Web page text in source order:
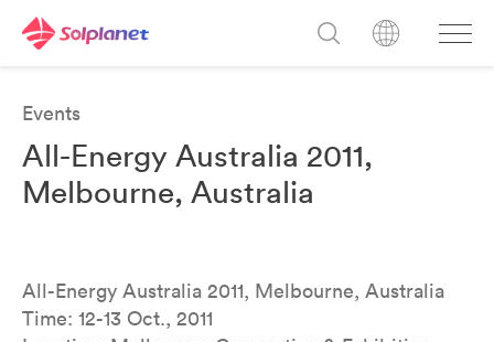
Events
All-Energy Australia 2011,
Melbourne, Australia
All-Energy Australia 2011, Melbourne, Australia
Time: 12-13 Oct., 2011